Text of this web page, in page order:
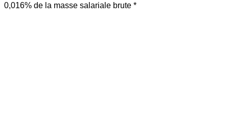
0,016% de la masse salariale brute *